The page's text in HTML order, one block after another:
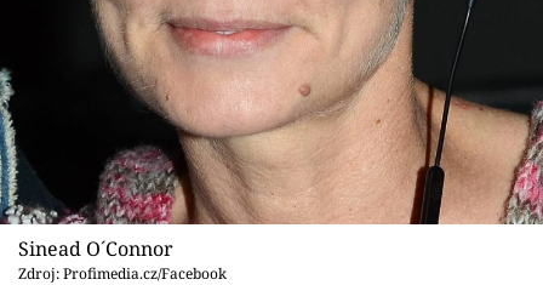
Sinead O´Connor
Zdroj: Profimedia.cz/Facebook